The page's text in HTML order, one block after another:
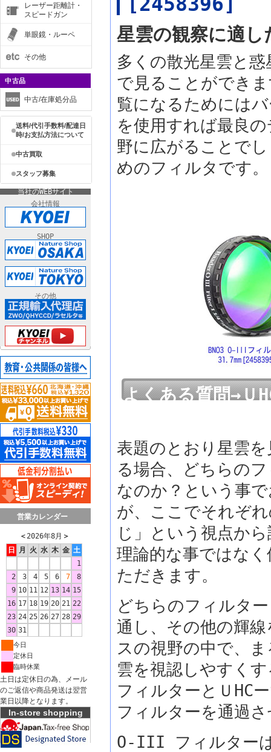
レーザー距離計・
スピードガン
単眼鏡・ルーペ
その他
中古品
中古/在庫処分品
送料/代引手数料/配達日
時/お支払方法について
中古買取
スタッフ募集
当社のWEBサイト
会社情報
SHOP
その他
営業カレンダー
＜ 2026年8月 ＞
日
月 火 水 木 金 土
1
2
3 4 5 6 7
8
9 10 11 12 13 14 15
16 17 18 19 20 21 22
23 24 25 26 27 28 29
30 31
今日
定休日
臨時休業
土日は定休日の為、メール
のご返信や商品発送は翌営
業日以降となります。
In-store shopping
星雲の観察に適
多くの散光星雲と
で見ることができ
覧になるためには
を使用すれば最良
野に広がることで
めのフィルタです。
よくある質問→Ｕ
表題のとおり星雲
る場合、どちらの
なのか？という事
が、ここでそれぞ
じ」という視点か
理論的な事ではな
ただきます。
どちらのフィルタ
通し、その他の輝
スの視野の中で、
雲を視認しやすく
フィルターとＵHC
フィルターを通過
O-III フィルター